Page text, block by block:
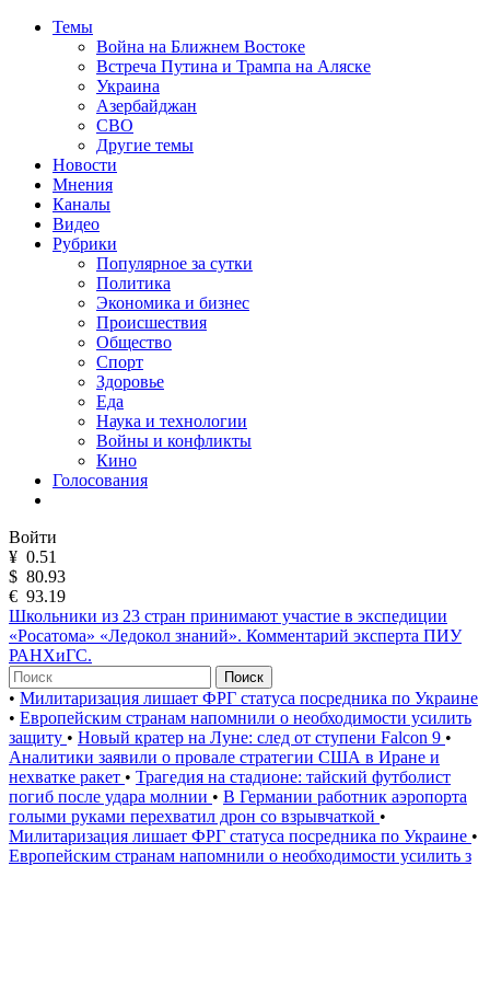
Темы
Война на Ближнем Востоке
Встреча Путина и Трампа на Аляске
Украина
Азербайджан
СВО
Другие темы
Новости
Мнения
Каналы
Видео
Рубрики
Популярное за сутки
Политика
Экономика и бизнес
Происшествия
Общество
Спорт
Здоровье
Еда
Наука и технологии
Войны и конфликты
Кино
Голосования
Войти
¥ 0.51
$ 80.93
€ 93.19
Школьники из 23 стран принимают участие в экспедиции
«Росатома» «Ледокол знаний». Комментарий эксперта ПИУ
РАНХиГС.
Поиск
• Милитаризация лишает ФРГ статуса посредника по Украине
• Европейским странам напомнили о необходимости усилить
защиту • Новый кратер на Луне: след от ступени Falcon 9 •
Аналитики заявили о провале стратегии США в Иране и
нехватке ракет • Трагедия на стадионе: тайский футболист
погиб после удара молнии • В Германии работник аэропорта
голыми руками перехватил дрон со взрывчаткой •
Милитаризация лишает ФРГ статуса посредника по Украине •
Европейским странам напомнили о необходимости усилить з